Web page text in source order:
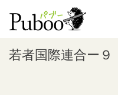
若者国際連合ー９